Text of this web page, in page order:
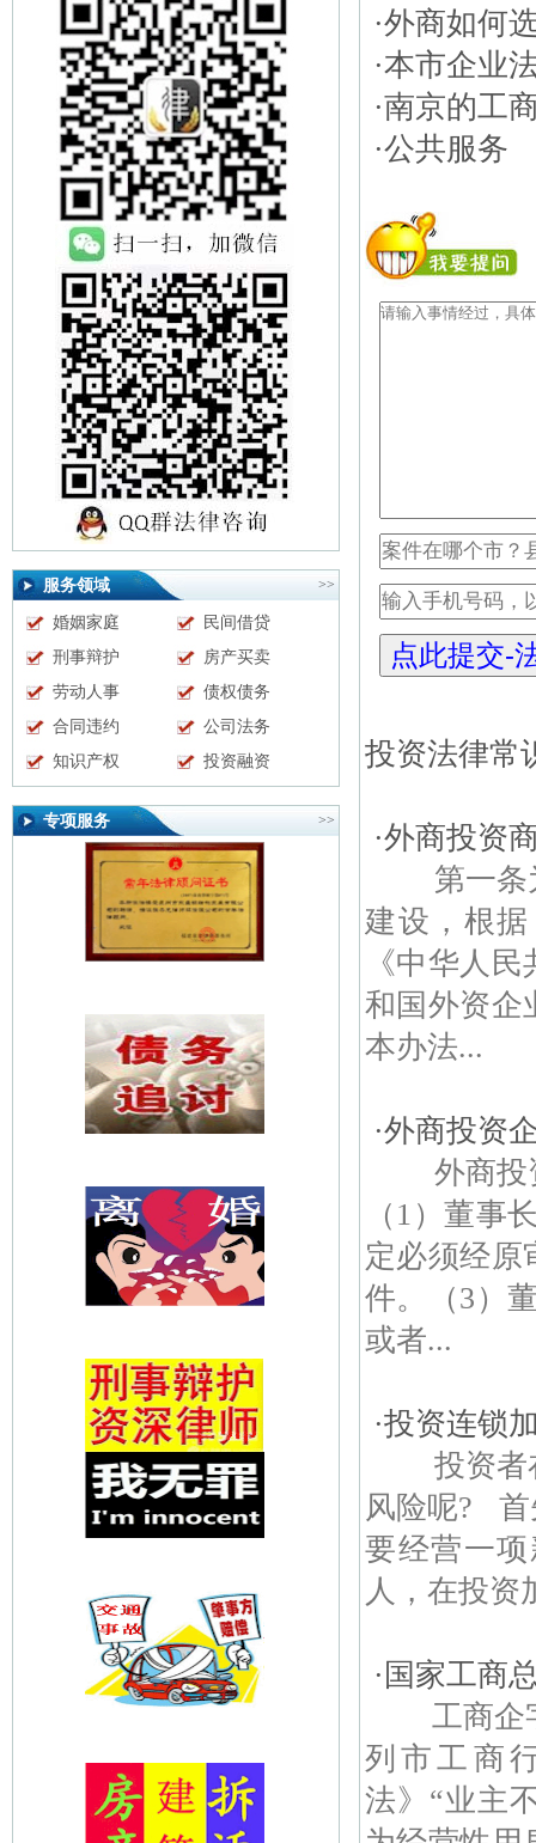
服务领域 >>
婚姻家庭
民间借贷
刑事辩护
房产买卖
劳动人事
债权债务
合同违约
公司法务
知识产权
投资融资
专项服务 >>
·外商如何
·本市企业
·南京的工
·公共服务
投资法律常
·外商投资
第一条为
建设，根
《中华人
和国外资企
本办法...
·外商投资
外商投资
（1）董事
定必须经原
件。（3）
或者...
·投资连锁
投资者在
风险呢? 首
要经营一
人，在投资
· 国家工商
工商企字
列市工商
法》“业主